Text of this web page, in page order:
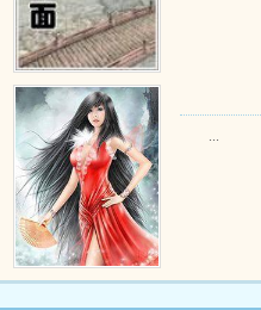
...